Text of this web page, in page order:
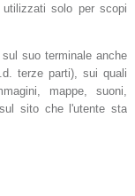
solo per scopi
suo terminale anche
terze parti), sui quali
mappe, suoni,
sito che l'utente sta